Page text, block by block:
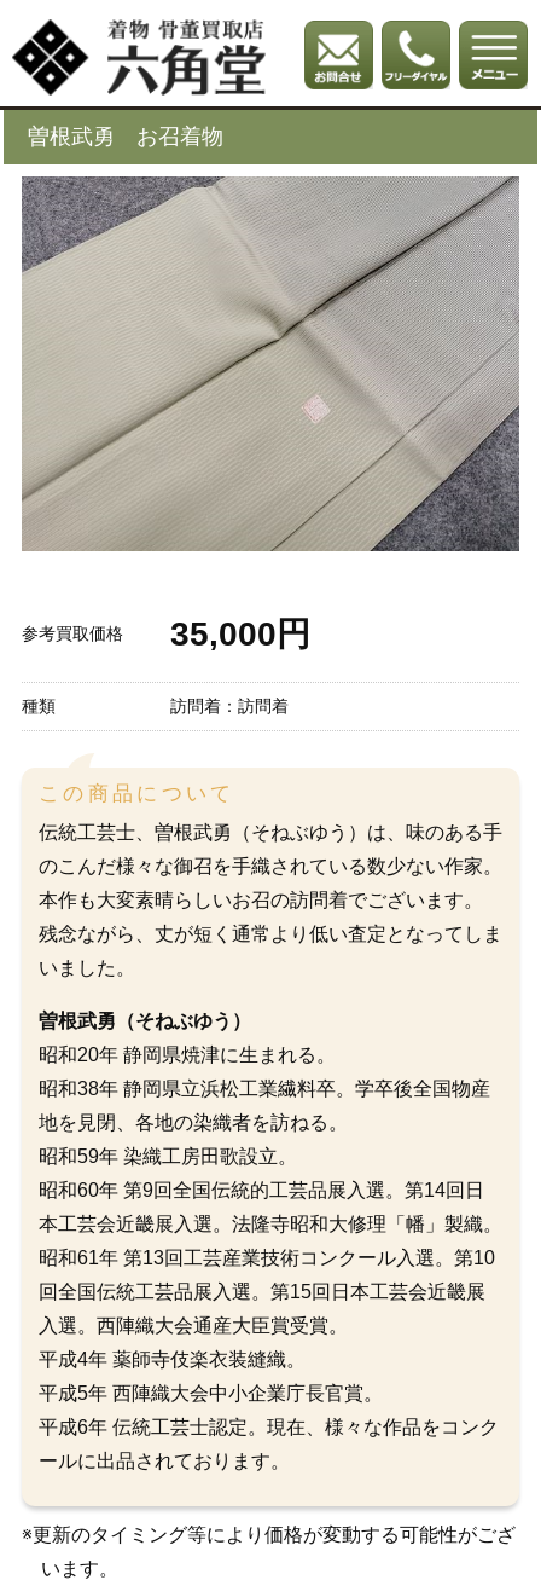
曽根武勇 お召着物
参考買取価格 35,000円
種類 訪問着：訪問着
この商品について
伝統工芸士、曽根武勇（そねぶゆう）は、味のある手
のこんだ様々な御召を手織されている数少ない作家。
本作も大変素晴らしいお召の訪問着でございます。
残念ながら、丈が短く通常より低い査定となってしま
いました。
曽根武勇（そねぶゆう）
昭和20年 静岡県焼津に生まれる。
昭和38年 静岡県立浜松工業繊料卒。学卒後全国物産
地を見閉、各地の染織者を訪ねる。
昭和59年 染織工房田歌設立。
昭和60年 第9回全国伝統的工芸品展入選。第14回日
本工芸会近畿展入選。法隆寺昭和大修理「幡」製織。
昭和61年 第13回工芸産業技術コンクール入選。第10
回全国伝統工芸品展入選。第15回日本工芸会近畿展
入選。西陣織大会通産大臣賞受賞。
平成4年 薬師寺伎楽衣装縫織。
平成5年 西陣織大会中小企業庁長官賞。
平成6年 伝統工芸士認定。現在、様々な作品をコンク
ールに出品されております。
※更新のタイミング等により価格が変動する可能性がござ
います。